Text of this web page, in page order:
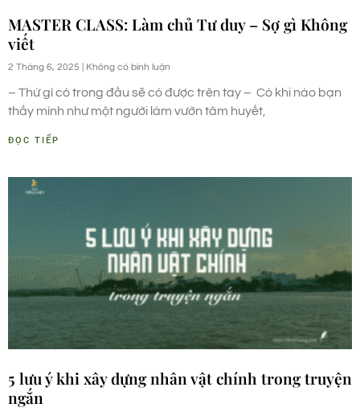
MASTER CLASS: Làm chủ Tư duy – Sợ gì Không
viết
2 Tháng 6, 2025 Không có bình luận
– Thứ gì có trong đầu sẽ có được trên tay – Có khi nào bạn
thấy mình như một người làm vườn tâm huyết,
ĐỌC TIẾP
5 lưu ý khi xây dựng nhân vật chính trong truyện
ngắn